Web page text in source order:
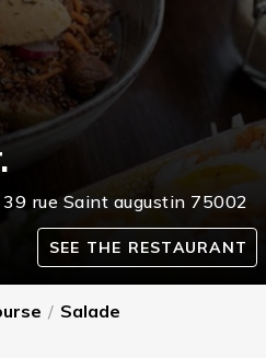
39 rue Saint augustin 75002
SEE THE RESTAURANT
/ Salade